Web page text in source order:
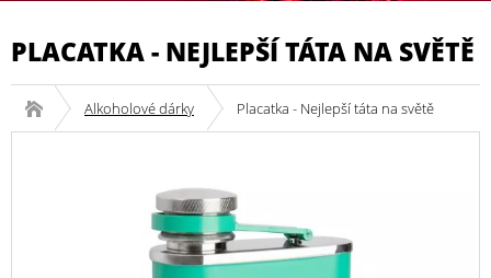
PLACATKA - NEJLEPŠÍ TÁTA NA SVĚTĚ
Alkoholové dárky Placatka - Nejlepší táta na světě